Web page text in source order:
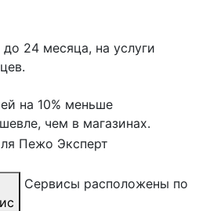
до 24 месяца, на услуги
на 10% меньше
чем в магазинах.
Сервисы расположены по